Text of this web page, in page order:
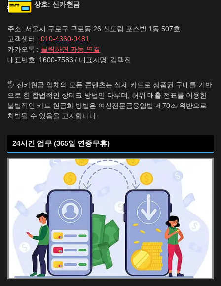
상호: 신카현금
주소: 서울시 구로구 구로동 26 신도림 포스빌 1동 507호
고객센터 : 010-4360-0481
카카오톡 : 클릭하면 자동 연결
대표번호: 1600-7583 / 대표자명: 김택진
🖐️ 신카현금 업체의 모든 콘텐츠는 실제 카드로 상품권 구매를 기반
으로 한 합법적인 상테크 방법만 다루며, 허위 매출 전표를 이용한
불법적인 카드 현금화 방법은 여신전문금융업법 제70조 위반으로
처벌될 수 있음을 고지합니다.
24시간 업무 (365일 연중무휴)